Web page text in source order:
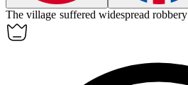
The village suffered widespreadrobbery